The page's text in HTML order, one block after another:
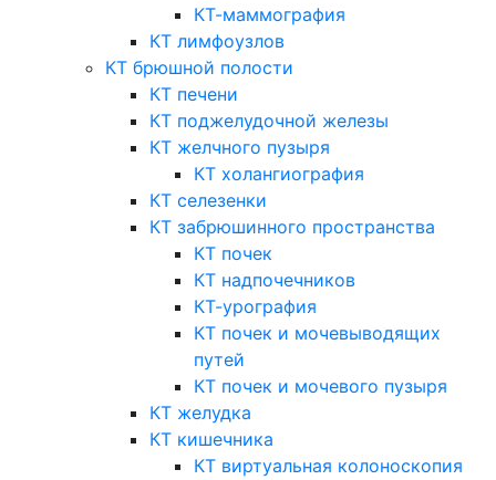
КТ-маммография
КТ лимфоузлов
КТ брюшной полости
КТ печени
КТ поджелудочной железы
КТ желчного пузыря
КТ холангиография
КТ селезенки
КТ забрюшинного пространства
КТ почек
КТ надпочечников
КТ-урография
КТ почек и мочевыводящих
путей
КТ почек и мочевого пузыря
КТ желудка
КТ кишечника
КТ виртуальная колоноскопия